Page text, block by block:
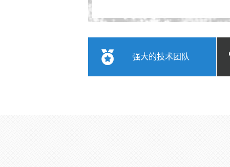
强大的技术团队